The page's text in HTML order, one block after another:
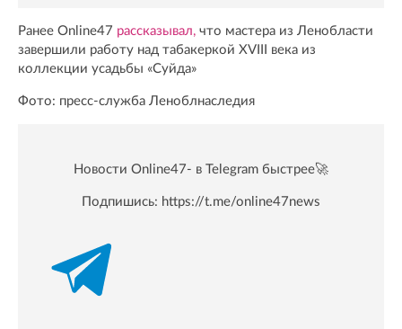
Ранее Online47 рассказывал, что мастера из Ленобласти
завершили работу над табакеркой XVIII века из
коллекции усадьбы «Суйда»
Фото: пресс-служба Леноблнаследия
Новости Online47- в Telegram быстрее🚀
Подпишись: https://t.me/online47news